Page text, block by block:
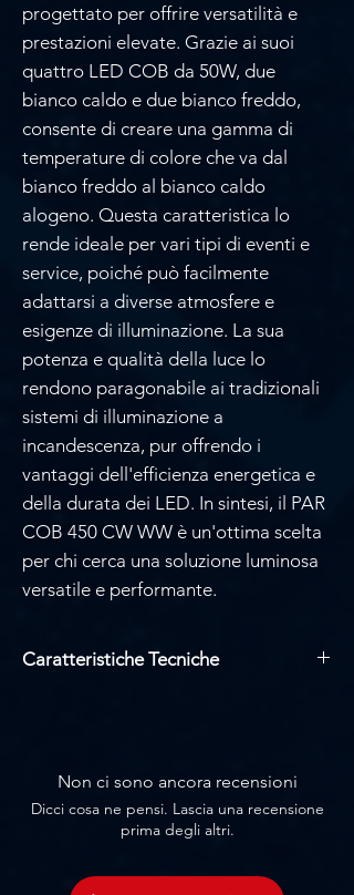
progettato per offrire versatilità e
prestazioni elevate. Grazie ai suoi
quattro LED COB da 50W, due
bianco caldo e due bianco freddo,
consente di creare una gamma di
temperature di colore che va dal
bianco freddo al bianco caldo
alogeno. Questa caratteristica lo
rende ideale per vari tipi di eventi e
service, poiché può facilmente
adattarsi a diverse atmosfere e
esigenze di illuminazione. La sua
potenza e qualità della luce lo
rendono paragonabile ai tradizionali
sistemi di illuminazione a
incandescenza, pur offrendo i
vantaggi dell'efficienza energetica e
della durata dei LED. In sintesi, il PAR
COB 450 CW WW è un'ottima scelta
per chi cerca una soluzione luminosa
versatile e performante.
Caratteristiche Tecniche
e DMX
Numero di canali DMX: 4 o 8
Entrata/uscita DMX: XLR 3 pin
4 pulsanti di comando
Non ci sono ancora recensioni
Dicci cosa ne pensi. Lascia una recensione
prima degli altri.